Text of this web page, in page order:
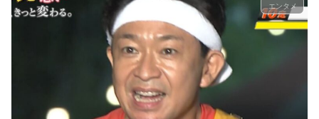
エンタメ